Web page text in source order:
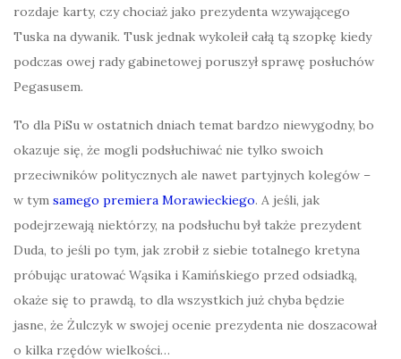
rozdaje karty, czy chociaż jako prezydenta wzywającego
Tuska na dywanik. Tusk jednak wykoleił całą tą szopkę kiedy
podczas owej rady gabinetowej poruszył sprawę posłuchów
Pegasusem.
To dla PiSu w ostatnich dniach temat bardzo niewygodny, bo
okazuje się, że mogli podsłuchiwać nie tylko swoich
przeciwników politycznych ale nawet partyjnych kolegów –
w tym samego premiera Morawieckiego. A jeśli, jak
podejrzewają niektórzy, na podsłuchu był także prezydent
Duda, to jeśli po tym, jak zrobił z siebie totalnego kretyna
próbując uratować Wąsika i Kamińskiego przed odsiadką,
okaże się to prawdą, to dla wszystkich już chyba będzie
jasne, że Żulczyk w swojej ocenie prezydenta nie doszacował
o kilka rzędów wielkości…